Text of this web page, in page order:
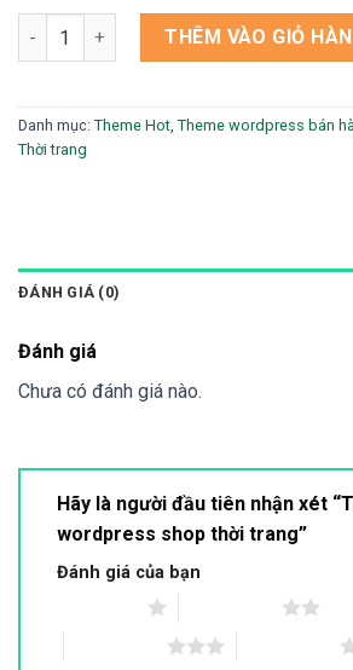
Theme wordpress shop thời trang số
THÊM VÀO GIỎ
Danh mục: Theme Hot, Theme wordpress bán
Thời trang
ĐÁNH GIÁ (0)
Đánh giá
Chưa có đánh giá nào.
Hãy là người đầu tiên nhận xét
wordpress shop thời trang”
Đánh giá của bạn